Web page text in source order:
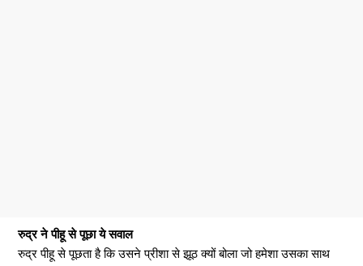
रुद्र ने पीहू से पूछा ये सवाल
रुद्र पीहू से पूछता है कि उसने प्रीशा से झूठ क्यों बोला जो हमेशा उसका साथ